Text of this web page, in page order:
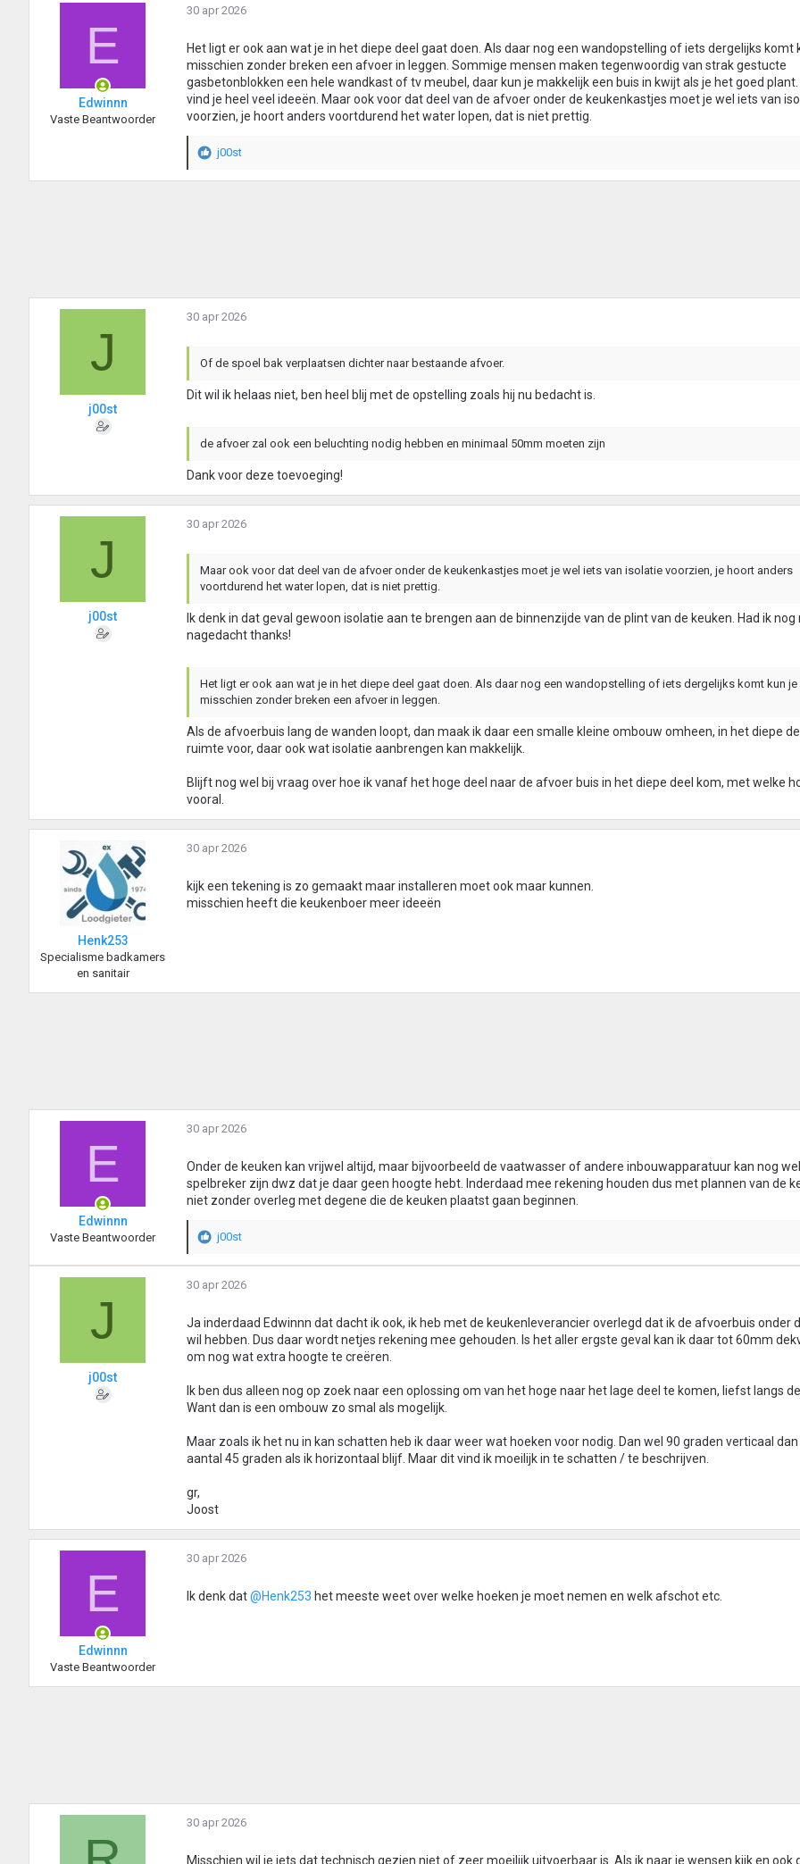
r
r
i
n
g
e
:
E
Edwinnn
Vaste Beantwoorder
30 apr 2026
Het ligt er ook aan wat je in het diepe deel gaat doen. Als daar nog een wandopstelling of iets dergelijks komt
misschien zonder breken een afvoer in leggen. Sommige mensen maken tegenwoordig van strak gestucte
gasbetonblokken een hele wandkast of tv meubel, daar kun je makkelijk een buis in kwijt als je het goed
vind je heel veel ideeën. Maar ook voor dat deel van de afvoer onder de keukenkastjes moet je wel iets van
voorzien, je hoort anders voortdurend het water lopen, dat is niet prettig.
W
e
j00st
J
j00st
30 apr 2026
Of de spoel bak verplaatsen dichter naar bestaande afvoer.
Dit wil ik helaas niet, ben heel blij met de opstelling zoals hij nu bedacht is.
de afvoer zal ook een beluchting nodig hebben en minimaal 50mm moeten zijn
Dank voor deze toevoeging!
J
j00st
30 apr 2026
Maar ook voor dat deel van de afvoer onder de keukenkastjes moet je wel iets van isolatie voorzien, je hoort anders
voortdurend het water lopen, dat is niet prettig.
Ik denk in dat geval gewoon isolatie aan te brengen aan de binnenzijde van de plint van de keuken. Had ik nog
nagedacht thanks!
Het ligt er ook aan wat je in het diepe deel gaat doen. Als daar nog een wandopstelling of iets dergelijks komt kun je
misschien zonder breken een afvoer in leggen.
Als de afvoerbuis lang de wanden loopt, dan maak ik daar een smalle kleine ombouw omheen, in het diepe
ruimte voor, daar ook wat isolatie aanbrengen kan makkelijk.
Blijft nog wel bij vraag over hoe ik vanaf het hoge deel naar de afvoer buis in het diepe deel kom, met welke
vooral.
Henk253
Specialisme badkamers
en sanitair
30 apr 2026
kijk een tekening is zo gemaakt maar installeren moet ook maar kunnen.
misschien heeft die keukenboer meer ideeën
E
Edwinnn
Vaste Beantwoorder
30 apr 2026
Onder de keuken kan vrijwel altijd, maar bijvoorbeeld de vaatwasser of andere inbouwapparatuur kan nog
spelbreker zijn dwz dat je daar geen hoogte hebt. Inderdaad mee rekening houden dus met plannen van de
niet zonder overleg met degene die de keuken plaatst gaan beginnen.
W
r
e
r
i
g
e
:
j00st
J
j00st
30 apr 2026
Ja inderdaad Edwinnn dat dacht ik ook, ik heb met de keukenleverancier overlegd dat ik de afvoerbuis onder
wil hebben. Dus daar wordt netjes rekening mee gehouden. Is het aller ergste geval kan ik daar tot 60mm
om nog wat extra hoogte te creëren.
Ik ben dus alleen nog op zoek naar een oplossing om van het hoge naar het lage deel te komen, liefst langs
Want dan is een ombouw zo smal als mogelijk.
Maar zoals ik het nu in kan schatten heb ik daar weer wat hoeken voor nodig. Dan wel 90 graden verticaal
aantal 45 graden als ik horizontaal blijf. Maar dit vind ik moeilijk in te schatten / te beschrijven.
gr,
Joost
E
Edwinnn
Vaste Beantwoorder
30 apr 2026
Ik denk dat@Henk253 het meeste weet over welke hoeken je moet nemen en welk afschot etc.
30 apr 2026
Misschien wil je iets dat technisch gezien niet of zeer moeilijk uitvoerbaar is. Als ik naar je wensen kijk en ook